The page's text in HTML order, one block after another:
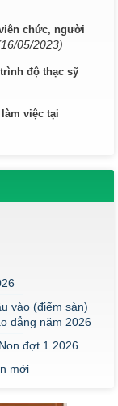
chức, người
05/2023)
độ thạc sỹ
việc tại
vào (điểm sàn)
đẳng năm 2026
đợt 1 2026
mới
TỐT NGHIỆP